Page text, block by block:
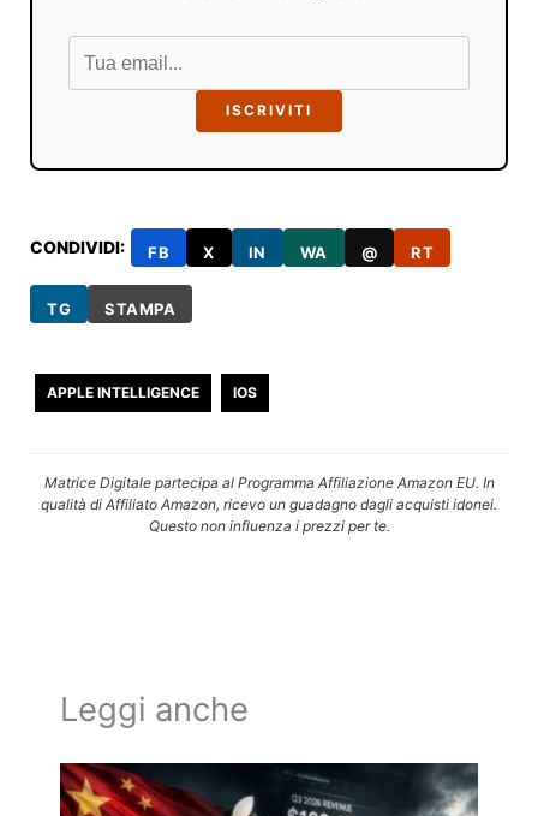
ISCRIVITI
CONDIVIDI: FB X IN WA @ RT
TG STAMPA
APPLE INTELLIGENCE IOS
Matrice Digitale partecipa al Programma Affiliazione Amazon EU. In
qualità di Affiliato Amazon, ricevo un guadagno dagli acquisti idonei.
Questo non influenza i prezzi per te.
Leggi anche